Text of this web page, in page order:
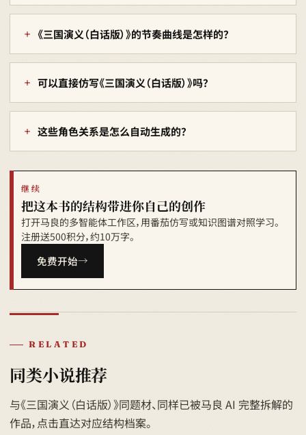
《三国演义（白话版）》的节奏曲线是怎样的？
可以直接仿写《三国演义（白话版）》吗？
这些角色关系是怎么自动生成的？
继续
把这本书的结构带进你自己的创作
打开马良的多智能体工作区，用番茄仿写或知识图谱对照学习。
注册送500积分，约10万字。
免费开始
RELATED
同类小说推荐
与《三国演义（白话版）》同题材、同样已被马良 AI 完整拆解的
作品，点击直达对应结构档案。